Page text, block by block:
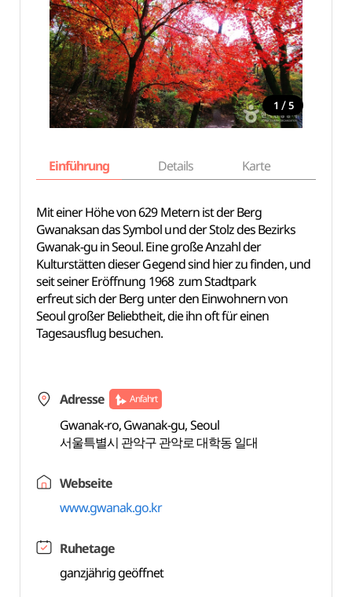
1 / 5
Einführung Details Karte
Mit einer Höhe von 629 Metern ist der Berg
Gwanaksan das Symbol und der Stolz des Bezirks
Gwanak-gu in Seoul. Eine große Anzahl der
Kulturstätten dieser Gegend sind hier zu finden, und
seit seiner Eröffnung 1968 zum Stadtpark
erfreut sich der Berg unter den Einwohnern von
Seoul großer Beliebtheit, die ihn oft für einen
Tagesausflug besuchen.
Adresse Anfahrt
Gwanak-ro, Gwanak-gu, Seoul
서울특별시 관악구 관악로 대학동 일대
Webseite
www.gwanak.go.kr
Ruhetage
ganzjährig geöffnet